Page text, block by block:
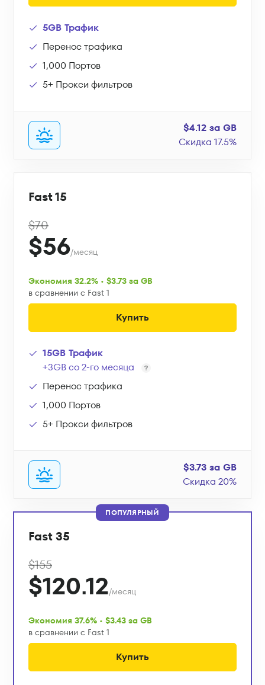
5GB Трафик
Перенос трафика
1,000 Портов
5+ Прокси фильтров
$4.12 за GB
Скидка 17.5%
Fast 15
$70
$56/месяц
Экономия 32.2% • $3.73 за GB
в сравнении с Fast 1
Купить
15GB Трафик
+3GB со 2-го месяца
Перенос трафика
1,000 Портов
5+ Прокси фильтров
$3.73 за GB
Скидка 20%
ПОПУЛЯРНЫЙ
Fast 35
$155
$120.12/месяц
Экономия 37.6% • $3.43 за GB
в сравнении с Fast 1
Купить